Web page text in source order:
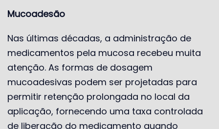
Mucoadesão
Nas últimas décadas, a administração de
medicamentos pela mucosa recebeu muita
atenção. As formas de dosagem
mucoadesivas podem ser projetadas para
permitir retenção prolongada no local da
aplicação, fornecendo uma taxa controlada
de liberação do medicamento quando